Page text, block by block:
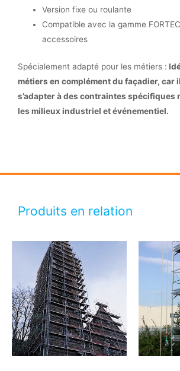
Version fixe ou roulante
Compatible avec la gamme
accessoires
Spécialement adapté pour les métiers :
métiers en complément du façadier, car
s’adapter à des contraintes spécifiques
les milieux industriel et événementiel.
Produits en relation